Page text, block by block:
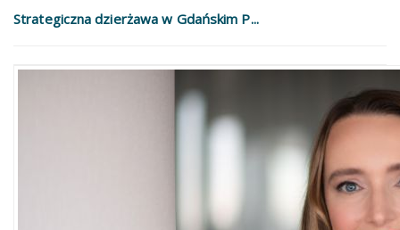
Strategiczna dzierżawa w Gdańskim P...